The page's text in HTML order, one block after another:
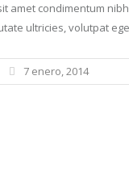
amet condimentum
ultricies, volutpat
7 enero, 2014